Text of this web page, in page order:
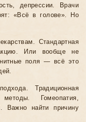
депрессии. Врачи
«Всё в голове». Но
Стандартная
Или вообще не
поля — всё это
Традиционная
Гомеопатия,
Важно найти причину